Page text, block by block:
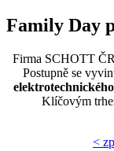
Family Day
Firma SCHOTT
Postupně se
Klíčovým
<